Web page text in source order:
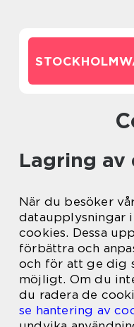
Lagring av
När du besöker
dataupplysningar
cookies. Dessa
förbättra och
och för att ge dig
möjligt. Om du
du radera de
se hantering av